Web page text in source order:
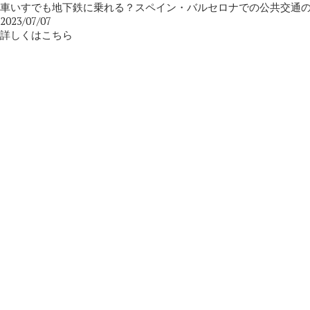
車いすでも地下鉄に乗れる？スペイン・バルセロナでの公共交通
2023/07/07
詳しくはこちら